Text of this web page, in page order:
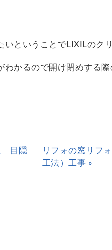
ということでLIXILのク
かるので開け閉めする
リフォの窓リフ
工法）工事 »
目隠